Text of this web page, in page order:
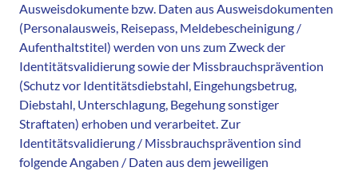
Ausweisdokumente bzw. Daten aus Ausweisdokumenten
(Personalausweis, Reisepass, Meldebescheinigung /
Aufenthaltstitel) werden von uns zum Zweck der
Identitätsvalidierung sowie der Missbrauchsprävention
(Schutz vor Identitätsdiebstahl, Eingehungsbetrug,
Diebstahl, Unterschlagung, Begehung sonstiger
Straftaten) erhoben und verarbeitet. Zur
Identitätsvalidierung / Missbrauchsprävention sind
folgende Angaben / Daten aus dem jeweiligen